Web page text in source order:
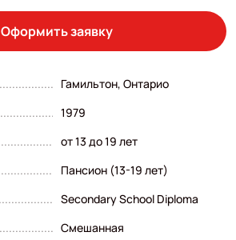
Оформить заявку
Гамильтон, Онтарио
1979
от 13 до 19 лет
Пансион (13-19 лет)
Secondary School Diploma
Смешанная